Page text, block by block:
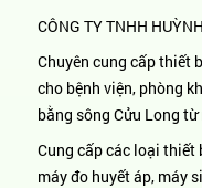
CÔNG TY TNHH
Chuyên cung cấp thiết
cho bệnh viện, phòng
bằng sông Cửu Long
Cung cấp các loại thiết
máy đo huyết áp, máy